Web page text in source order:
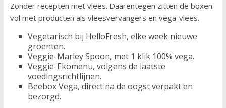
Zonder recepten met vlees. Daarentegen zitten de boxen
vol met producten als vleesvervangers en vega-vlees.
Vegetarisch bij HelloFresh, elke week nieuwe
groenten.
Veggie-Marley Spoon, met 1 klik 100% vega.
Veggie-Ekomenu, volgens de laatste
voedingsrichtlijnen.
Beebox Vega, direct na de oogst verpakt en
bezorgd.